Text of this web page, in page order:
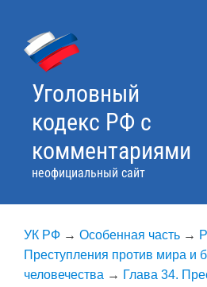
content
Уголовный
кодекс РФ с
комментариями
неофициальный сайт
УК РФ→ Особенная часть→
Преступления против мира и
человечества → Глава 34.